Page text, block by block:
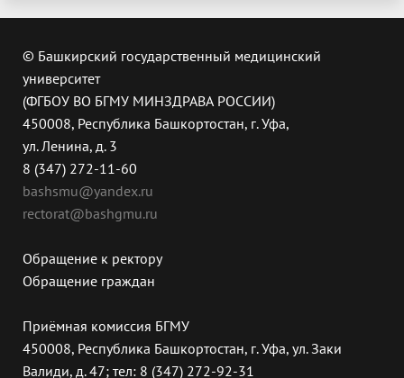
© Башкирский государственный медицинский
университет
(ФГБОУ ВО БГМУ МИНЗДРАВА РОССИИ)
450008, Республика Башкортостан, г. Уфа,
ул. Ленина, д. 3
8 (347) 272-11-60
bashsmu@yandex.ru
rectorat@bashgmu.ru
Обращение к ректору
Обращение граждан
Приёмная комиссия БГМУ
450008, Республика Башкортостан, г. Уфа, ул. Заки
Валиди, д. 47; тел: 8 (347) 272-92-31